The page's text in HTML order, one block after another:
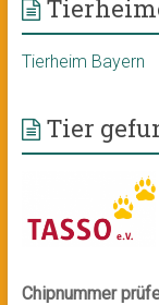
Tierheim Bayern
Tier
Chipnummer